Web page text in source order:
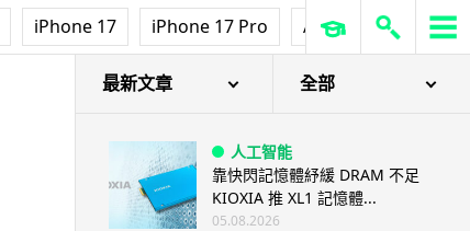
iPhone 17 iPhone 17 Pro AirPods Pro 3
最新文章 全部
人工智能
靠快閃記憶體紓緩 DRAM 不足
KIOXIA 推 XL1 記憶體...
05.08.2026